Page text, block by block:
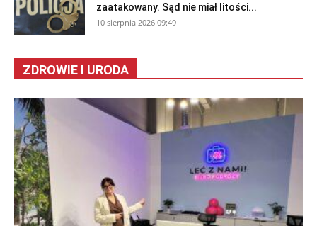
zaatakowany. Sąd nie miał litości...
10 sierpnia 2026 09:49
ZDROWIE I URODA